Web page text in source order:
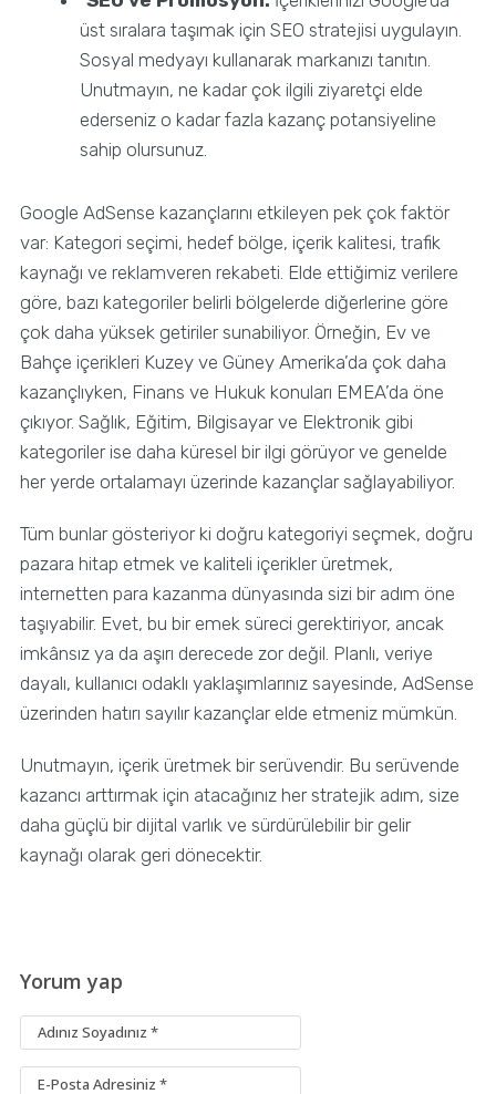
üst sıralara taşımak için SEO stratejisi uygulayın.
Sosyal medyayı kullanarak markanızı tanıtın.
Unutmayın, ne kadar çok ilgili ziyaretçi elde
ederseniz o kadar fazla kazanç potansiyeline
sahip olursunuz.
Google AdSense kazançlarını etkileyen pek çok faktör
var: Kategori seçimi, hedef bölge, içerik kalitesi, trafik
kaynağı ve reklamveren rekabeti. Elde ettiğimiz verilere
göre, bazı kategoriler belirli bölgelerde diğerlerine göre
çok daha yüksek getiriler sunabiliyor. Örneğin, Ev ve
Bahçe içerikleri Kuzey ve Güney Amerika’da çok daha
kazançlıyken, Finans ve Hukuk konuları EMEA’da öne
çıkıyor. Sağlık, Eğitim, Bilgisayar ve Elektronik gibi
kategoriler ise daha küresel bir ilgi görüyor ve genelde
her yerde ortalamayı üzerinde kazançlar sağlayabiliyor.
Tüm bunlar gösteriyor ki doğru kategoriyi seçmek, doğru
pazara hitap etmek ve kaliteli içerikler üretmek,
internetten para kazanma dünyasında sizi bir adım öne
taşıyabilir. Evet, bu bir emek süreci gerektiriyor, ancak
imkânsız ya da aşırı derecede zor değil. Planlı, veriye
dayalı, kullanıcı odaklı yaklaşımlarınız sayesinde, AdSense
üzerinden hatırı sayılır kazançlar elde etmeniz mümkün.
Unutmayın, içerik üretmek bir serüvendir. Bu serüvende
kazancı arttırmak için atacağınız her stratejik adım, size
daha güçlü bir dijital varlık ve sürdürülebilir bir gelir
kaynağı olarak geri dönecektir.
Yorum yap